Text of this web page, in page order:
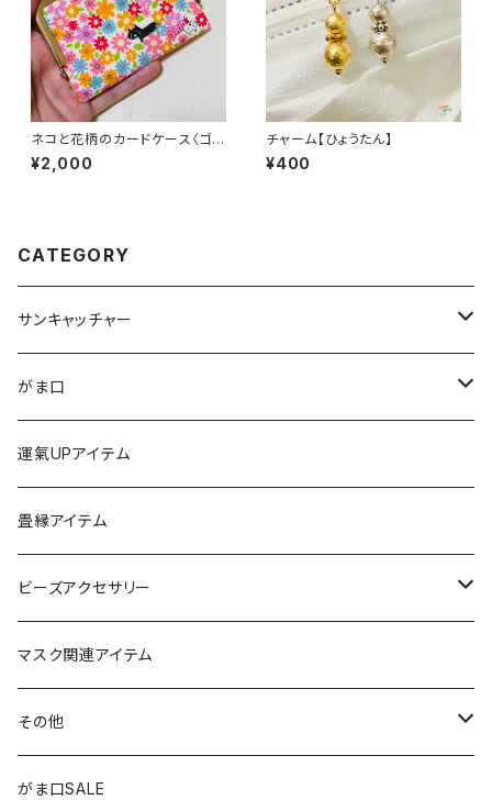
ネコと花柄のカードケース〈ゴー
ルド〉
¥2,000
チャーム【ひょうたん】
¥400
CATEGORY
サンキャッチャー
ストラップ
チャーム
バッグチャーム
カーアクセサリー
ミニサンキャッチャー
窓用サンキャッチャー
ブックマーカー
がま口
ちびがま
カードケース
コインケース
長財布
ペンケース
通帳ケース
運氣UPアイテム
畳縁アイテム
ビーズアクセサリー
チャーム
ストラップ
ペンダント
マスク関連アイテム
その他
アジャスター
がま口SALE